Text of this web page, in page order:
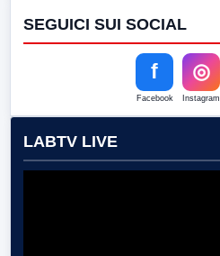
SEGUICI SUI SOCIAL
f
Facebook
◎
Instagram
LABTV LIVE